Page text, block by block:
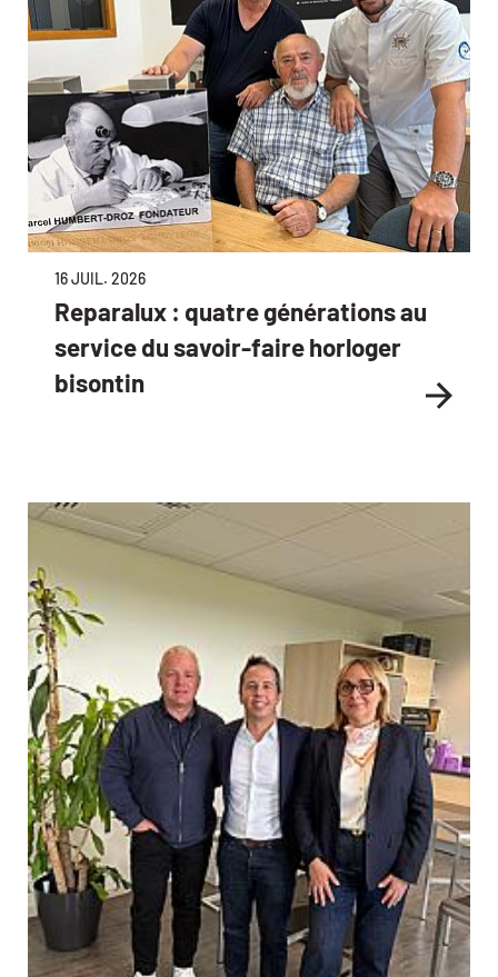
16 JUIL. 2026
Reparalux : quatre générations au
service du savoir-faire horloger
bisontin